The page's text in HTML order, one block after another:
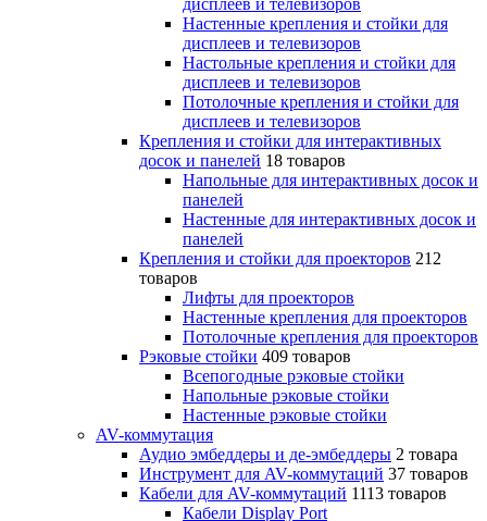
дисплеев и телевизоров
Настенные крепления и стойки для
дисплеев и телевизоров
Настольные крепления и стойки для
дисплеев и телевизоров
Потолочные крепления и стойки для
дисплеев и телевизоров
Крепления и стойки для интерактивных
досок и панелей 18 товаров
Напольные для интерактивных досок и
панелей
Настенные для интерактивных досок и
панелей
Крепления и стойки для проекторов 212
товаров
Лифты для проекторов
Настенные крепления для проекторов
Потолочные крепления для проекторов
Рэковые стойки 409 товаров
Всепогодные рэковые стойки
Напольные рэковые стойки
Настенные рэковые стойки
AV-коммутация
Аудио эмбеддеры и де-эмбеддеры 2 товара
Инструмент для AV-коммутаций 37 товаров
Кабели для AV-коммутаций 1113 товаров
Кабели Display Port